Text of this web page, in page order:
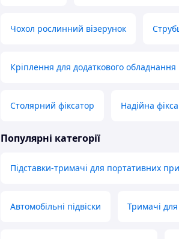
Чохол рослинний візерунок
Кріплення для додаткового обладнання
Столярний фіксатор Надійна
Популярні категорії
Підставки-тримачі для портативних
Автомобільні підвіски Тримачі